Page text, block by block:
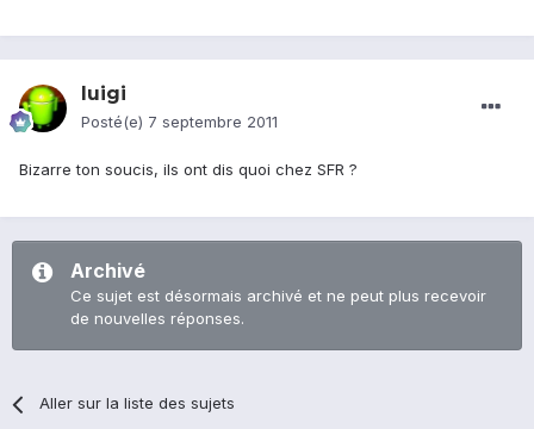
luigi
Posté(e) 7 septembre 2011
Bizarre ton soucis, ils ont dis quoi chez SFR ?
Archivé
Ce sujet est désormais archivé et ne peut plus recevoir
de nouvelles réponses.
Aller sur la liste des sujets